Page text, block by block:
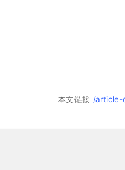
本文链接 /article-